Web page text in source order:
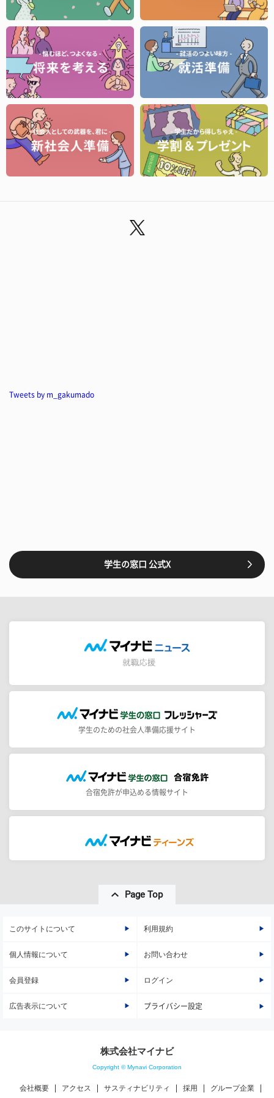
Tweets by m_gakumado
学生の窓口 公式X
学生のための社会人準備応援サイト
合宿免許が申込める情報サイト
Page Top
このサイトについて 利用規約
個人情報について お問い合わせ
会員登録 ログイン
広告表示について プライバシー設定
株式会社マイナビ
Copyright © Mynavi Corporation
会社概要 アクセス サスティナビリティ 採用 グループ企業